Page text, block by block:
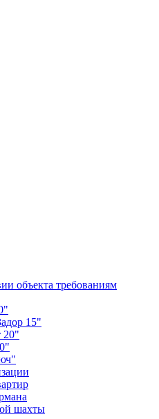
объекта требованиям
15"
20"
шахты